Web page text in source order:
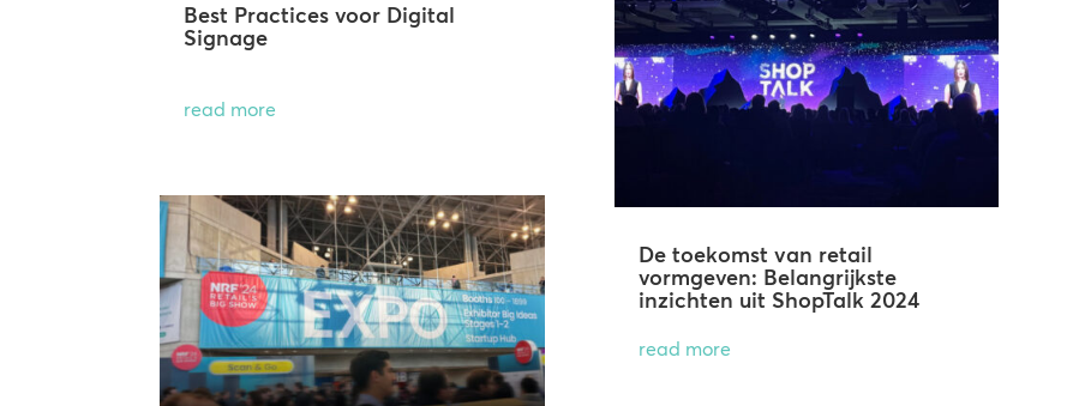
Best Practices voor Digital
Signage
read more
De toekomst van retail
vormgeven: Belangrijkste
inzichten uit ShopTalk 2024
read more